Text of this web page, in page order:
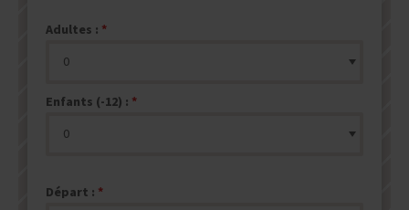
Adultes :
Enfants (-12) :
Départ :